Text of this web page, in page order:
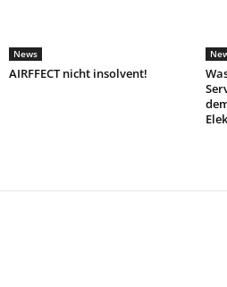
News
AIRFFECT nicht insolvent!